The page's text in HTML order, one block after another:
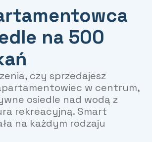
na 500
czy sprzedajesz
w centrum,
osiedle nad wodą z
rekreacyjną. Smart
na każdym rodzaju